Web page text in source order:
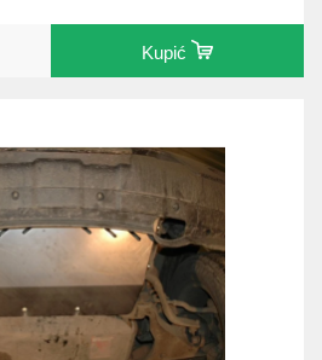
Kupić